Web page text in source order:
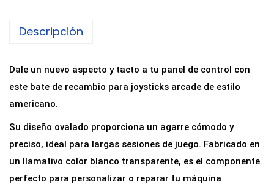
Descripción
Dale un nuevo aspecto y tacto a tu panel de control con
este bate de recambio para joysticks arcade de estilo
americano.
Su diseño ovalado proporciona un agarre cómodo y
preciso, ideal para largas sesiones de juego. Fabricado en
un llamativo color blanco transparente, es el componente
perfecto para personalizar o reparar tu máquina